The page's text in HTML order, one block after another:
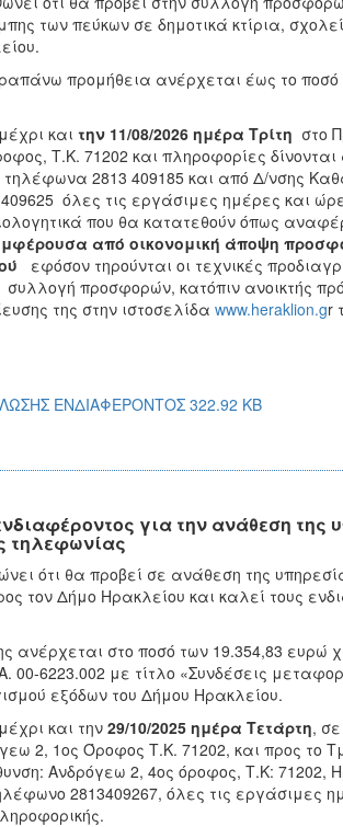
των πεύκων σε δημοτικά κτίρια,
προμήθεια ανέρχεται έως το ποσό
και την 11/08/2026 ημέρα Τρίτη στο
Τ.Κ. 71202 και πληροφορίες
2813 409185 και από Δ/νσης
όλες τις εργάσιμες ημέρες και
που θα κατατεθούν όπως
από οικονομική άποψη
εφόσον τηρούνται οι τεχνικές
προσφορών, κατόπιν ανοικτής
της στην ιστοσελίδα www.heraklion.gr
ΕΝΔΙΑΦΕΡΟΝΤΟΣ 322.92 KB
για την ανάθεση
τηλεφωνίας
ότι θα προβεί σε ανάθεση της
τον Δήμο Ηρακλείου και καλεί τους
ανέρχεται στο ποσό των 19.354,83 ευρώ
00-6223.002 με τίτλο «Συνδέσεις
εξόδων του Δήμου Ηρακλείου.
και την 29/10/2025 ημέρα Τετάρτη,
2, 1ος Όροφος Τ.Κ. 71202, και προς το
Ανδρόγεω 2, 4ος όροφος, Τ.Κ: 71202,
2813409267, όλες τις εργάσιμες